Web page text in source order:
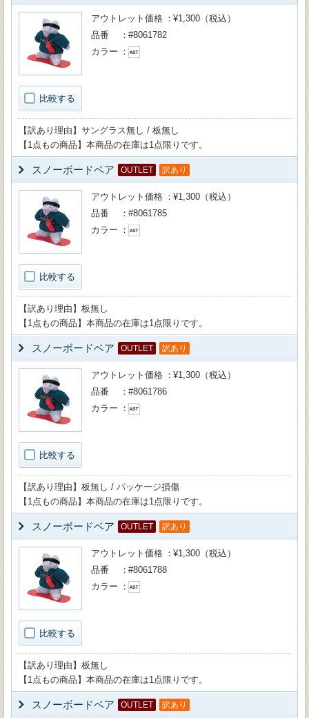
比較する
アウトレット価格
¥1,300（税込）
品番
#8061782
カラー
【訳あり理由】サングラス無し / 板無し
【1点もの商品】本商品の在庫は1点限りです。
スノーボードベア OUTLET 訳あり
比較する
アウトレット価格
¥1,300（税込）
品番
#8061785
カラー
【訳あり理由】板無し
【1点もの商品】本商品の在庫は1点限りです。
スノーボードベア OUTLET 訳あり
比較する
アウトレット価格
¥1,300（税込）
品番
#8061786
カラー
【訳あり理由】板無し / パッケージ損傷
【1点もの商品】本商品の在庫は1点限りです。
スノーボードベア OUTLET 訳あり
比較する
アウトレット価格
¥1,300（税込）
品番
#8061788
カラー
【訳あり理由】板無し
【1点もの商品】本商品の在庫は1点限りです。
スノーボードベア OUTLET 訳あり